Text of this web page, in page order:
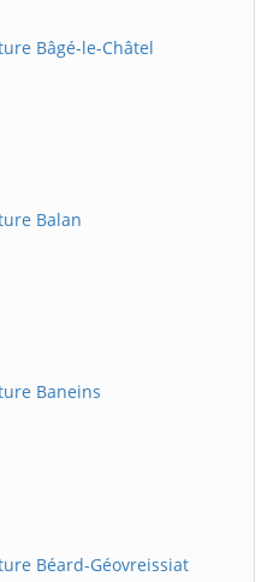
Bâgé-le-Châtel
Balan
Baneins
Béard-Géovreissiat